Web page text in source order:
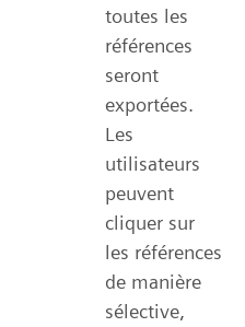
toutes les
références
seront
exportées.
Les
utilisateurs
peuvent
cliquer sur
les références
de manière
sélective,